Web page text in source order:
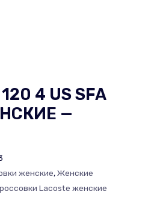
4 US SFA
—
женские,Женские
Lacoste женские